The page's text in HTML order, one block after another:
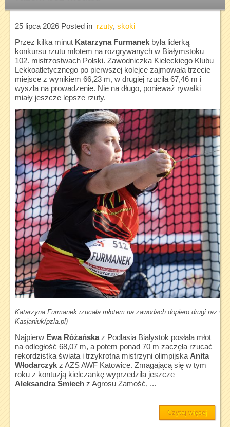
25 lipca 2026Posted in rzuty, skoki
Przez kilka minut Katarzyna Furmanekbyła liderką
konkursu rzutu młotem na rozgrywanych w Białymstoku
102. mistrzostwach Polski. Zawodniczka Kieleckiego Klubu
Lekkoatletycznego po pierwszej kolejce zajmowała trzecie
miejsce z wynikiem 66,23 m, w drugiej rzuciła 67,46 m i
wyszła na prowadzenie. Nie na długo, ponieważ rywalki
miały jeszcze lepsze rzuty.
Katarzyna Furmanek rzucała młotem na zawodach dopiero drugi raz w
Kasjaniuk/pzla.pl)
Najpierw Ewa Różańskaz Podlasia Białystok posłała młot
na odległość 68,07 m, a potem ponad 70 m zaczęła rzucać
rekordzistka świata i trzykrotna mistrzyni olimpijska Anita
Włodarczykz AZS AWF Katowice. Zmagającą się w tym
roku z kontuzją kielczankę wyprzedziła jeszcze
Aleksandra Śmiechz Agrosu Zamość, ...
Czytaj więcej